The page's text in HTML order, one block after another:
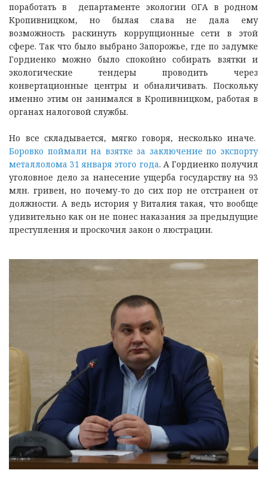
поработать в департаменте экологии ОГА в родном
Кропивницком, но былая слава не дала ему
возможность раскинуть коррупционные сети в этой
сфере. Так что было выбрано Запорожье, где по задумке
Гордиенко можно было спокойно собирать взятки и
экологические тендеры проводить через
конвертационные центры и обналичивать. Поскольку
именно этим он занимался в Кропивницком, работая в
органах налоговой службы.
Но все складывается, мягко говоря, несколько иначе.
Боровко поймали на взятке за заключение по экспорту
металлолома 31 января этого года. А Гордиенко получил
уголовное дело за нанесение ущерба государству на 93
млн. гривен, но почему-то до сих пор не отстранен от
должности. А ведь история у Виталия такая, что вообще
удивительно как он не понес наказания за предыдущие
преступления и проскочил закон о люстрации.